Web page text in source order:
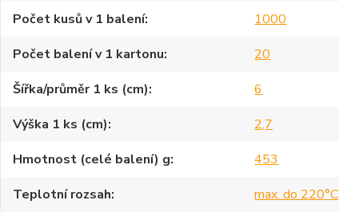
Počet kusů v 1 balení
1000
Počet balení v 1 kartonu
20
Šířka/průměr 1 ks (cm)
6
Výška 1 ks (cm)
2,7
Hmotnost (celé balení) g
453
Teplotní rozsah
max. do 220°C